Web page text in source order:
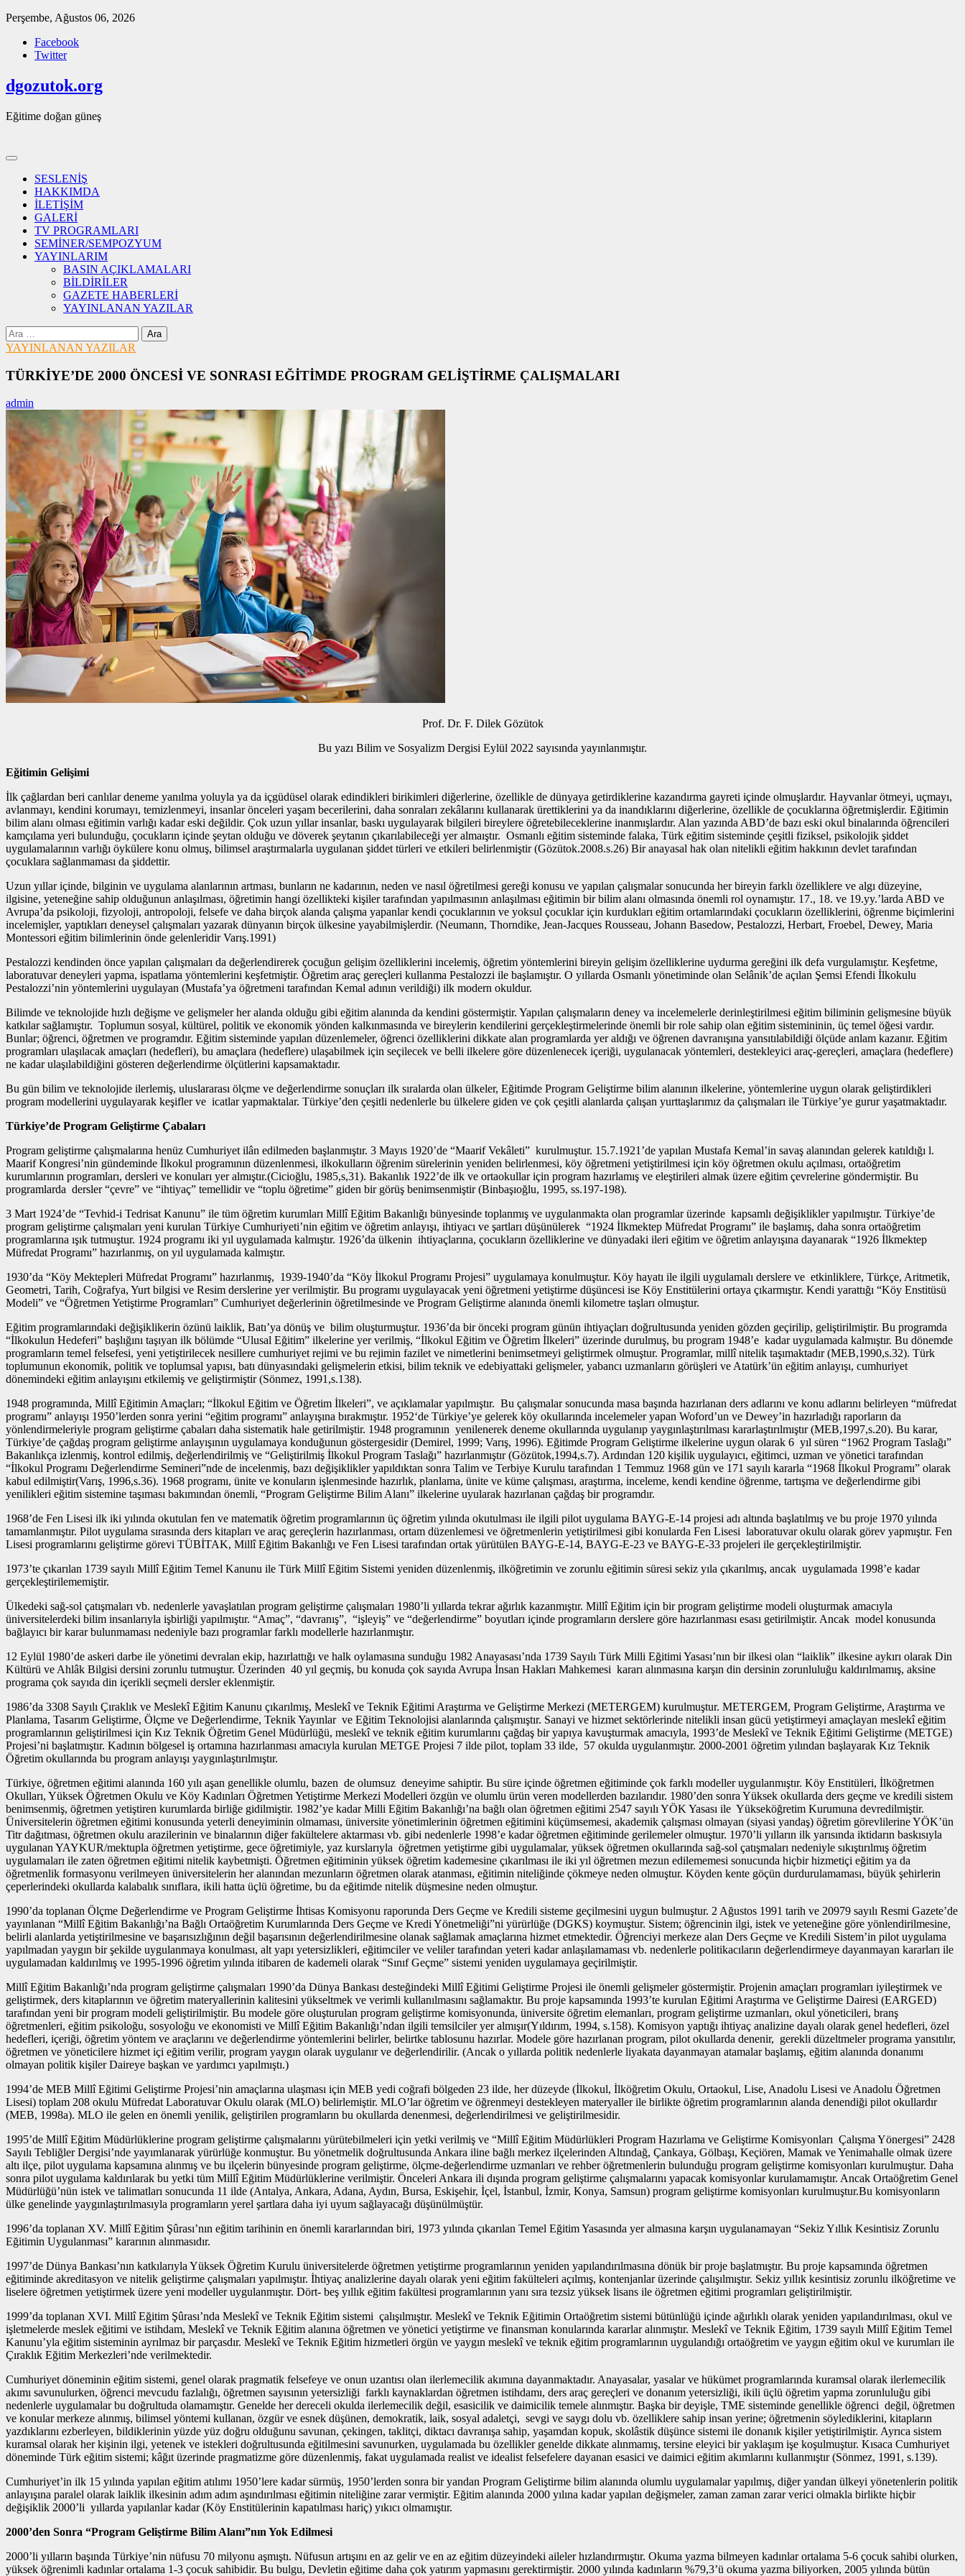
Skip
content
Perşembe, Ağustos 06, 2026
Facebook
Twitter
dgozutok.org
Eğitime doğan güneş
SESLENİŞ
HAKKIMDA
İLETİŞİM
GALERİ
TV PROGRAMLARI
SEMİNER/SEMPOZYUM
YAYINLARIM
BASIN AÇIKLAMALARI
BİLDİRİLER
GAZETE HABERLERİ
YAYINLANAN YAZILAR
Arama:
YAYINLANAN YAZILAR
TÜRKİYE’DE 2000 ÖNCESİ VE SONRASI EĞİTİMDE PROGRAM GELİŞTİRME ÇALIŞMALARI
admin
Prof. Dr. F. Dilek Gözütok
Bu yazı Bilim ve Sosyalizm Dergisi Eylül 2022 sayısında yayınlanmıştır.
Eğitimin Gelişimi
İlk çağlardan beri canlılar deneme yanılma yoluyla ya da içgüdüsel olarak edindikleri birikimleri diğerlerine, özellikle de dünyaya getirdiklerine kazandırma gayreti içinde olmuşlardır. Hayvanlar ötmeyi, uçmayı,
avlanmayı, kendini korumayı, temizlenmeyi, insanlar önceleri yaşam becerilerini, daha sonraları zekâlarını kullanarak ürettiklerini ya da inandıklarını diğerlerine, özellikle de çocuklarına öğretmişlerdir. Eğitimin
bilim alanı olması eğitimin varlığı kadar eski değildir. Çok uzun yıllar insanlar, baskı uygulayarak bilgileri bireylere öğretebileceklerine inanmışlardır. Alan yazında ABD’de bazı eski okul binalarında öğrencileri
kamçılama yeri bulunduğu, çocukların içinde şeytan olduğu ve döverek şeytanın çıkarılabileceği yer almaıştır. Osmanlı eğitim sisteminde falaka, Türk eğitim sisteminde çeşitli fiziksel, psikolojik şiddet
uygulamalarının varlığı öykülere konu olmuş, bilimsel araştırmalarla uygulanan şiddet türleri ve etkileri belirlenmiştir (Gözütok.2008.s.26) Bir anayasal hak olan nitelikli eğitim hakkının devlet tarafından
çocuklara sağlanmaması da şiddettir.
Uzun yıllar içinde, bilginin ve uygulama alanlarının artması, bunların ne kadarının, neden ve nasıl öğretilmesi gereği konusu ve yapılan çalışmalar sonucunda her bireyin farklı özelliklere ve algı düzeyine,
ilgisine, yeteneğine sahip olduğunun anlaşılması, öğretimin hangi özellikteki kişiler tarafından yapılmasının anlaşılması eğitimin bir bilim alanı olmasında önemli rol oynamıştır. 17., 18. ve 19.yy.’larda ABD ve
Avrupa’da psikoloji, fizyoloji, antropoloji, felsefe ve daha birçok alanda çalışma yapanlar kendi çocuklarının ve yoksul çocuklar için kurdukları eğitim ortamlarındaki çocukların özelliklerini, öğrenme biçimlerini
incelemişler, yaptıkları deneysel çalışmaları yazarak dünyanın birçok ülkesine yayabilmişlerdir. (Neumann, Thorndike, Jean-Jacques Rousseau, Johann Basedow, Pestalozzi, Herbart, Froebel, Dewey, Maria
Montessori eğitim bilimlerinin önde gelenleridir Varış.1991)
Pestalozzi kendinden önce yapılan çalışmaları da değerlendirerek çocuğun gelişim özelliklerini incelemiş, öğretim yöntemlerini bireyin gelişim özelliklerine uydurma gereğini ilk defa vurgulamıştır. Keşfetme,
laboratuvar deneyleri yapma, ispatlama yöntemlerini keşfetmiştir. Öğretim araç gereçleri kullanma Pestalozzi ile başlamıştır. O yıllarda Osmanlı yönetiminde olan Selânik’de açılan Şemsi Efendi İlkokulu
Pestalozzi’nin yöntemlerini uygulayan (Mustafa’ya öğretmeni tarafından Kemal adının verildiği) ilk modern okuldur.
Bilimde ve teknolojide hızlı değişme ve gelişmeler her alanda olduğu gibi eğitim alanında da kendini göstermiştir. Yapılan çalışmaların deney va incelemelerle derinleştirilmesi eğitim biliminin gelişmesine büyük
katkılar sağlamıştır. Toplumun sosyal, kültürel, politik ve ekonomik yönden kalkınmasında ve bireylerin kendilerini gerçekleştirmelerinde önemli bir role sahip olan eğitim sistemininin, üç temel öğesi vardır.
Bunlar; öğrenci, öğretmen ve programdır. Eğitim sisteminde yapılan düzenlemeler, öğrenci özelliklerini dikkate alan programlarda yer aldığı ve öğrenen davranışına yansıtılabildiği ölçüde anlam kazanır. Eğitim
programları ulaşılacak amaçları (hedefleri), bu amaçlara (hedeflere) ulaşabilmek için seçilecek ve belli ilkelere göre düzenlenecek içeriği, uygulanacak yöntemleri, destekleyici araç-gereçleri, amaçlara (hedeflere)
ne kadar ulaşılabildiğini gösteren değerlendirme ölçütlerini kapsamaktadır.
Bu gün bilim ve teknolojide ilerlemiş, uluslararası ölçme ve değerlendirme sonuçları ilk sıralarda olan ülkeler, Eğitimde Program Geliştirme bilim alanının ilkelerine, yöntemlerine uygun olarak geliştirdikleri
program modellerini uygulayarak keşifler ve icatlar yapmaktalar. Türkiye’den çeşitli nedenlerle bu ülkelere giden ve çok çeşitli alanlarda çalışan yurttaşlarımız da çalışmaları ile Türkiye’ye gurur yaşatmaktadır.
Türkiye’de Program Geliştirme Çabaları
Program geliştirme çalışmalarına henüz Cumhuriyet ilân edilmeden başlanmıştır. 3 Mayıs 1920’de “Maarif Vekâleti” kurulmuştur. 15.7.1921’de yapılan Mustafa Kemal’in savaş alanından gelerek katıldığı l.
Maarif Kongresi’nin gündeminde İlkokul programının düzenlenmesi, ilkokulların öğrenim sürelerinin yeniden belirlenmesi, köy öğretmeni yetiştirilmesi için köy öğretmen okulu açılması, ortaöğretim
kurumlarının programları, dersleri ve konuları yer almıştır.(Cicioğlu, 1985,s,31). Bakanlık 1922’de ilk ve ortaokullar için program hazırlamış ve eleştirileri almak üzere eğitim çevrelerine göndermiştir. Bu
programlarda dersler “çevre” ve “ihtiyaç” temellidir ve “toplu öğretime” giden bir görüş benimsenmiştir (Binbaşıoğlu, 1995, ss.197-198).
3 Mart 1924’de “Tevhid-i Tedrisat Kanunu” ile tüm öğretim kurumları Millî Eğitim Bakanlığı bünyesinde toplanmış ve uygulanmakta olan programlar üzerinde kapsamlı değişiklikler yapılmıştır. Türkiye’de
program geliştirme çalışmaları yeni kurulan Türkiye Cumhuriyeti’nin eğitim ve öğretim anlayışı, ihtiyacı ve şartları düşünülerek “1924 İlkmektep Müfredat Programı” ile başlamış, daha sonra ortaöğretim
programlarına ışık tutmuştur. 1924 programı iki yıl uygulamada kalmıştır. 1926’da ülkenin ihtiyaçlarına, çocukların özelliklerine ve dünyadaki ileri eğitim ve öğretim anlayışına dayanarak “1926 İlkmektep
Müfredat Programı” hazırlanmış, on yıl uygulamada kalmıştır.
1930’da “Köy Mektepleri Müfredat Programı” hazırlanmış, 1939-1940’da “Köy İlkokul Programı Projesi” uygulamaya konulmuştur. Köy hayatı ile ilgili uygulamalı derslere ve etkinliklere, Türkçe, Aritmetik,
Geometri, Tarih, Coğrafya, Yurt bilgisi ve Resim derslerine yer verilmiştir. Bu programı uygulayacak yeni öğretmeni yetiştirme düşüncesi ise Köy Enstitülerini ortaya çıkarmıştır. Kendi yarattığı “Köy Enstitüsü
Modeli” ve “Öğretmen Yetiştirme Programları” Cumhuriyet değerlerinin öğretilmesinde ve Program Geliştirme alanında önemli kilometre taşları olmuştur.
Eğitim programlarındaki değişiklikerin özünü laiklik, Batı’ya dönüş ve bilim oluşturmuştur. 1936’da bir önceki program günün ihtiyaçları doğrultusunda yeniden gözden geçirilip, geliştirilmiştir. Bu programda
“İlkokulun Hedeferi” başlığını taşıyan ilk bölümde “Ulusal Eğitim” ilkelerine yer verilmiş, “İlkokul Eğitim ve Öğretim İlkeleri” üzerinde durulmuş, bu program 1948’e kadar uygulamada kalmıştır. Bu dönemde
programların temel felsefesi, yeni yetiştirilecek nesillere cumhuriyet rejimi ve bu rejimin fazilet ve nimetlerini benimsetmeyi geliştirmek olmuştur. Programlar, millî nitelik taşımaktadır (MEB,1990,s.32). Türk
toplumunun ekonomik, politik ve toplumsal yapısı, batı dünyasındaki gelişmelerin etkisi, bilim teknik ve edebiyattaki gelişmeler, yabancı uzmanların görüşleri ve Atatürk’ün eğitim anlayışı, cumhuriyet
dönemindeki eğitim anlayışını etkilemiş ve geliştirmiştir (Sönmez, 1991,s.138).
1948 programında, Millî Eğitimin Amaçları; “İlkokul Eğitim ve Öğretim İlkeleri”, ve açıklamalar yapılmıştır. Bu çalışmalar sonucunda masa başında hazırlanan ders adlarını ve konu adlarını belirleyen “müfredat
programı” anlayışı 1950’lerden sonra yerini “eğitim programı” anlayışına bırakmıştır. 1952‘de Türkiye’ye gelerek köy okullarında incelemeler yapan Woford’un ve Dewey’in hazırladığı raporların da
yönlendirmeleriyle program geliştirme çabaları daha sistematik hale getirilmiştir. 1948 programının yenilenerek deneme okullarında uygulanıp yaygınlaştırılması kararlaştırılmıştır (MEB,1997,s.20). Bu karar,
Türkiye’de çağdaş program geliştirme anlayışının uygulamaya konduğunun göstergesidir (Demirel, 1999; Varış, 1996). Eğitimde Program Geliştirme ilkelerine uygun olarak 6 yıl süren “1962 Program Taslağı”
Bakanlıkça izlenmiş, kontrol edilmiş, değerlendirilmiş ve “Geliştirilmiş İlkokul Program Taslağı” hazırlanmıştır (Gözütok,1994,s.7). Ardından 120 kişilik uygulayıcı, eğitimci, uzman ve yönetici tarafından
“İlkokul Programı Değerlendirme Semineri”nde de incelenmiş, bazı değişiklikler yapıldıktan sonra Talim ve Terbiye Kurulu tarafından 1 Temmuz 1968 gün ve 171 sayılı kararla “1968 İlkokul Programı” olarak
kabul edilmiştir(Varış, 1996,s.36). 1968 programı, ünite ve konuların işlenmesinde hazırlık, planlama, ünite ve küme çalışması, araştırma, inceleme, kendi kendine öğrenme, tartışma ve değerlendirme gibi
yenilikleri eğitim sistemine taşıması bakımından önemli, “Program Geliştirme Bilim Alanı” ilkelerine uyularak hazırlanan çağdaş bir programdır.
1968’de Fen Lisesi ilk iki yılında okutulan fen ve matematik öğretim programlarının üç öğretim yılında okutulması ile ilgili pilot uygulama BAYG-E-14 projesi adı altında başlatılmış ve bu proje 1970 yılında
tamamlanmıştır. Pilot uygulama sırasında ders kitapları ve araç gereçlerin hazırlanması, ortam düzenlemesi ve öğretmenlerin yetiştirilmesi gibi konularda Fen Lisesi laboratuvar okulu olarak görev yapmıştır. Fen
Lisesi programlarını geliştirme görevi TÜBİTAK, Millî Eğitim Bakanlığı ve Fen Lisesi tarafından ortak yürütülen BAYG-E-14, BAYG-E-23 ve BAYG-E-33 projeleri ile gerçekleştirilmiştir.
1973’te çıkarılan 1739 sayılı Millî Eğitim Temel Kanunu ile Türk Millî Eğitim Sistemi yeniden düzenlenmiş, ilköğretimin ve zorunlu eğitimin süresi sekiz yıla çıkarılmış, ancak uygulamada 1998’e kadar
gerçekleştirilememiştir.
Ülkedeki sağ-sol çatışmaları vb. nedenlerle yavaşlatılan program geliştirme çalışmaları 1980’li yıllarda tekrar ağırlık kazanmıştır. Millî Eğitim için bir program geliştirme modeli oluşturmak amacıyla
üniversitelerdeki bilim insanlarıyla işbirliği yapılmıştır. “Amaç”, “davranış”, “işleyiş” ve “değerlendirme” boyutları içinde programların derslere göre hazırlanması esası getirilmiştir. Ancak model konusunda
bağlayıcı bir karar bulunmaması nedeniyle bazı programlar farklı modellerle hazırlanmıştır.
12 Eylül 1980’de askeri darbe ile yönetimi devralan ekip, hazırlattığı ve halk oylamasına sunduğu 1982 Anayasası’nda 1739 Sayılı Türk Milli Eğitimi Yasası’nın bir ilkesi olan “laiklik” ilkesine aykırı olarak Din
Kültürü ve Ahlâk Bilgisi dersini zorunlu tutmuştur. Üzerinden 40 yıl geçmiş, bu konuda çok sayıda Avrupa İnsan Hakları Mahkemesi kararı alınmasına karşın din dersinin zorunluluğu kaldırılmamış, aksine
programa çok sayıda din içerikli seçmeli dersler eklenmiştir.
1986’da 3308 Sayılı Çıraklık ve Meslekî Eğitim Kanunu çıkarılmış, Meslekî ve Teknik Eğitimi Araştırma ve Geliştirme Merkezi (METERGEM) kurulmuştur. METERGEM, Program Geliştirme, Araştırma ve
Planlama, Tasarım Geliştirme, Ölçme ve Değerlendirme, Teknik Yayınlar ve Eğitim Teknolojisi alanlarında çalışmıştır. Sanayi ve hizmet sektörlerinde nitelikli insan gücü yetiştirmeyi amaçlayan meslekî eğitim
programlarının geliştirilmesi için Kız Teknik Öğretim Genel Müdürlüğü, meslekî ve teknik eğitim kurumlarını çağdaş bir yapıya kavuşturmak amacıyla, 1993’de Meslekî ve Teknik Eğitimi Geliştirme (METGE)
Projesi’ni başlatmıştır. Kadının bölgesel iş ortamına hazırlanması amacıyla kurulan METGE Projesi 7 ilde pilot, toplam 33 ilde, 57 okulda uygulanmıştır. 2000-2001 öğretim yılından başlayarak Kız Teknik
Öğretim okullarında bu program anlayışı yaygınlaştırılmıştır.
Türkiye, öğretmen eğitimi alanında 160 yılı aşan genellikle olumlu, bazen de olumsuz deneyime sahiptir. Bu süre içinde öğretmen eğitiminde çok farklı modeller uygulanmıştır. Köy Enstitüleri, İlköğretmen
Okulları, Yüksek Öğretmen Okulu ve Köy Kadınları Öğretmen Yetiştirme Merkezi Modelleri özgün ve olumlu ürün veren modellerden bazılarıdır. 1980’den sonra Yüksek okullarda ders geçme ve kredili sistem
benimsenmiş, öğretmen yetiştiren kurumlarda birliğe gidilmiştir. 1982’ye kadar Milli Eğitim Bakanlığı’na bağlı olan öğretmen eğitimi 2547 sayılı YÖK Yasası ile Yükseköğretim Kurumuna devredilmiştir.
Üniversitelerin öğretmen eğitimi konusunda yeterli deneyiminin olmaması, üniversite yönetimlerinin öğretmen eğitimini küçümsemesi, akademik çalışması olmayan (siyasi yandaş) öğretim görevlilerine YÖK’ün
Titr dağıtması, öğretmen okulu arazilerinin ve binalarının diğer fakültelere aktarması vb. gibi nedenlerle 1998’e kadar öğretmen eğitiminde gerilemeler olmuştur. 1970’li yılların ilk yarısında iktidarın baskısıyla
uygulanan YAYKUR/mektupla öğretmen yetiştirme, gece öğretimiyle, yaz kurslarıyla öğretmen yetiştirme gibi uygulamalar, yüksek öğretmen okullarında sağ-sol çatışmaları nedeniyle sıkıştırılmış öğretim
uygulamaları ile zaten öğretmen eğitimi nitelik kaybetmişti. Öğretmen eğitiminin yüksek öğretim kademesine çıkarılması ile iki yıl öğretmen mezun edilememesi sonucunda hiçbir hizmetiçi eğitim ya da
öğretmenlik formasyonu verilmeyen üniversitelerin her alanından mezunların öğretmen olarak atanması, eğitimin niteliğinde çökmeye neden olmuştur. Köyden kente göçün durdurulamaması, büyük şehirlerin
çeperlerindeki okullarda kalabalık sınıflara, ikili hatta üçlü öğretime, bu da eğitimde nitelik düşmesine neden olmuştur.
1990’da toplanan Ölçme Değerlendirme ve Program Geliştirme İhtisas Komisyonu raporunda Ders Geçme ve Kredili sisteme geçilmesini uygun bulmuştur. 2 Ağustos 1991 tarih ve 20979 sayılı Resmi Gazete’de
yayınlanan “Millî Eğitim Bakanlığı’na Bağlı Ortaöğretim Kurumlarında Ders Geçme ve Kredi Yönetmeliği”ni yürürlüğe (DGKS) koymuştur. Sistem; öğrencinin ilgi, istek ve yeteneğine göre yönlendirilmesine,
belirli alanlarda yetiştirilmesine ve başarısızlığının değil başarısının değerlendirilmesine olanak sağlamak amaçlarına hizmet etmektedir. Öğrenciyi merkeze alan Ders Geçme ve Kredili Sistem’in pilot uygulama
yapılmadan yaygın bir şekilde uygulanmaya konulması, alt yapı yetersizlikleri, eğitimciler ve veliler tarafından yeteri kadar anlaşılamaması vb. nedenlerle politikacıların değerlendirmeye dayanmayan kararları ile
uygulamadan kaldırılmış ve 1995-1996 öğretim yılında itibaren de kademeli olarak “Sınıf Geçme” sistemi yeniden uygulamaya geçirilmiştir.
Millî Eğitim Bakanlığı’nda program geliştirme çalışmaları 1990’da Dünya Bankası desteğindeki Millî Eğitimi Geliştirme Projesi ile önemli gelişmeler göstermiştir. Projenin amaçları programları iyileştirmek ve
geliştirmek, ders kitaplarının ve öğretim materyallerinin kalitesini yükseltmek ve verimli kullanılmasını sağlamaktır. Bu proje kapsamında 1993’te kurulan Eğitimi Araştırma ve Geliştirme Dairesi (EARGED)
tarafından yeni bir program modeli geliştirilmiştir. Bu modele göre oluşturulan program geliştirme komisyonunda, üniversite öğretim elemanları, program geliştirme uzmanları, okul yöneticileri, branş
öğretmenleri, eğitim psikoloğu, sosyoloğu ve ekonomisti ve Millî Eğitim Bakanlığı’ndan ilgili temsilciler yer almışır(Yıldırım, 1994, s.158). Komisyon yaptığı ihtiyaç analizine dayalı olarak genel hedefleri, özel
hedefleri, içeriği, öğretim yöntem ve araçlarını ve değerlendirme yöntemlerini belirler, belirtke tablosunu hazırlar. Modele göre hazırlanan program, pilot okullarda denenir, gerekli düzeltmeler programa yansıtılır,
öğretmen ve yöneticilere hizmet içi eğitim verilir, program yaygın olarak uygulanır ve değerlendirilir. (Ancak o yıllarda politik nedenlerle liyakata dayanmayan atamalar başlamış, eğitim alanında donanımı
olmayan politik kişiler Daireye başkan ve yardımcı yapılmıştı.)
1994’de MEB Millî Eğitimi Geliştirme Projesi’nin amaçlarına ulaşması için MEB yedi coğrafi bölgeden 23 ilde, her düzeyde (İlkokul, İlköğretim Okulu, Ortaokul, Lise, Anadolu Lisesi ve Anadolu Öğretmen
Lisesi) toplam 208 okulu Müfredat Laboratuvar Okulu olarak (MLO) belirlemiştir. MLO’lar öğretim ve öğrenmeyi destekleyen materyaller ile birlikte öğretim programlarının alanda denendiği pilot okullardır
(MEB, 1998a). MLO ile gelen en önemli yenilik, geliştirilen programların bu okullarda denenmesi, değerlendirilmesi ve geliştirilmesidir.
1995’de Millî Eğitim Müdürlüklerine program geliştirme çalışmalarını yürütebilmeleri için yetki verilmiş ve “Millî Eğitim Müdürlükleri Program Hazırlama ve Geliştirme Komisyonları Çalışma Yönergesi” 2428
Sayılı Tebliğler Dergisi’nde yayımlanarak yürürlüğe konmuştur. Bu yönetmelik doğrultusunda Ankara iline bağlı merkez ilçelerinden Altındağ, Çankaya, Gölbaşı, Keçiören, Mamak ve Yenimahalle olmak üzere
altı ilçe, pilot uygulama kapsamına alınmış ve bu ilçelerin bünyesinde program geliştirme, ölçme-değerlendirme uzmanları ve rehber öğretmenlerin bulunduğu program geliştirme komisyonları kurulmuştur. Daha
sonra pilot uygulama kaldırılarak bu yetki tüm Millî Eğitim Müdürlüklerine verilmiştir. Önceleri Ankara ili dışında program geliştirme çalışmalarını yapacak komisyonlar kurulamamıştır. Ancak Ortaöğretim Genel
Müdürlüğü’nün istek ve talimatları sonucunda 11 ilde (Antalya, Ankara, Adana, Aydın, Bursa, Eskişehir, İçel, İstanbul, İzmir, Konya, Samsun) program geliştirme komisyonları kurulmuştur.Bu komisyonların
ülke genelinde yaygınlaştırılmasıyla programların yerel şartlara daha iyi uyum sağlayacağı düşünülmüştür.
1996’da toplanan XV. Millî Eğitim Şûrası’nın eğitim tarihinin en önemli kararlarından biri, 1973 yılında çıkarılan Temel Eğitim Yasasında yer almasına karşın uygulanamayan “Sekiz Yıllık Kesintisiz Zorunlu
Eğitimin Uygulanması” kararının alınmasıdır.
1997’de Dünya Bankası’nın katkılarıyla Yüksek Öğretim Kurulu üniversitelerde öğretmen yetiştirme programlarının yeniden yapılandırılmasına dönük bir proje başlatmıştır. Bu proje kapsamında öğretmen
eğitiminde akreditasyon ve nitelik geliştirme çalışmaları yapılmıştır. İhtiyaç analizlerine dayalı olarak yeni eğitim fakülteleri açılmış, kontenjanlar üzerinde çalışılmıştır. Sekiz yıllık kesintisiz zorunlu ilköğretime ve
liselere öğretmen yetiştirmek üzere yeni modeller uygulanmıştır. Dört- beş yıllık eğitim fakültesi programlarının yanı sıra tezsiz yüksek lisans ile öğretmen eğitimi programları geliştirilmiştir.
1999’da toplanan XVI. Millî Eğitim Şûrası’nda Meslekî ve Teknik Eğitim sistemi çalışılmıştır. Meslekî ve Teknik Eğitimin Ortaöğretim sistemi bütünlüğü içinde ağırlıklı olarak yeniden yapılandırılması, okul ve
işletmelerde meslek eğitimi ve istihdam, Meslekî ve Teknik Eğitim alanına öğretmen ve yönetici yetiştirme ve finansman konularında kararlar alınmıştır. Meslekî ve Teknik Eğitim, 1739 sayılı Millî Eğitim Temel
Kanunu’yla eğitim sisteminin ayrılmaz bir parçasdır. Meslekî ve Teknik Eğitim hizmetleri örgün ve yaygın meslekî ve teknik eğitim programlarının uygulandığı ortaöğretim ve yaygın eğitim okul ve kurumları ile
Çıraklık Eğitim Merkezleri’nde verilmektedir.
Cumhuriyet döneminin eğitim sistemi, genel olarak pragmatik felsefeye ve onun uzantısı olan ilerlemecilik akımına dayanmaktadır. Anayasalar, yasalar ve hükümet programlarında kuramsal olarak ilerlemecilik
akımı savunulurken, öğrenci mevcudu fazlalığı, öğretmen sayısının yetersizliği farklı kaynaklardan öğretmen istihdamı, ders araç gereçleri ve donanım yetersizliği, ikili üçlü öğretim yapma zorunluluğu gibi
nedenlerle uygulamalar bu doğrultuda olamamıştır. Genelde her dereceli okulda ilerlemecilik değil, esasicilik ve daimicilik temele alınmıştır. Başka bir deyişle, TME sisteminde genellikle öğrenci değil, öğretmen
ve konular merkeze alınmış, bilimsel yöntemi kullanan, özgür ve esnek düşünen, demokratik, laik, sosyal adaletçi, sevgi ve saygı dolu vb. özelliklere sahip insan yerine; öğretmenin söylediklerini, kitapların
yazdıklarını ezberleyen, bildiklerinin yüzde yüz doğru olduğunu savunan, çekingen, taklitçi, diktacı davranışa sahip, yaşamdan kopuk, skolâstik düşünce sistemi ile donanık kişiler yetiştirilmiştir. Ayrıca sistem
kuramsal olarak her kişinin ilgi, yetenek ve istekleri doğrultusunda eğitilmesini savunurken, uygulamada bu özellikler genelde dikkate alınmamış, tersine eleyici bir yaklaşım işe koşulmuştur. Kısaca Cumhuriyet
döneminde Türk eğitim sistemi; kâğıt üzerinde pragmatizme göre düzenlenmiş, fakat uygulamada realist ve idealist felsefelere dayanan esasici ve daimici eğitim akımlarını kullanmıştır (Sönmez, 1991, s.139).
Cumhuriyet’in ilk 15 yılında yapılan eğitim atılımı 1950’lere kadar sürmüş, 1950’lerden sonra bir yandan Program Geliştirme bilim alanında olumlu uygulamalar yapılmış, diğer yandan ülkeyi yönetenlerin politik
anlayışına paralel olarak laiklik ilkesinin adım adım aşındırılması eğitimin niteliğine zarar vermiştir. Eğitim alanında 2000 yılına kadar yapılan değişmeler, zaman zaman zarar verici olmakla birlikte hiçbir
değişiklik 2000’li yıllarda yapılanlar kadar (Köy Enstitülerinin kapatılması hariç) yıkıcı olmamıştır.
2000’den Sonra “Program Geliştirme Bilim Alanı”nın Yok Edilmesi
2000’li yılların başında Türkiye’nin nüfusu 70 milyonu aşmıştı. Nüfusun artışını en az gelir ve en az eğitim düzeyindeki aileler hızlandırmıştır. Okuma yazma bilmeyen kadınlar ortalama 5-6 çocuk sahibi olurken,
yüksek öğrenimli kadınlar ortalama 1-3 çocuk sahibidir. Bu bulgu, Devletin eğitime daha çok yatırım yapmasını gerektirmiştir. 2000 yılında kadınların %79,3’ü okuma yazma biliyorken, 2005 yılında bütün